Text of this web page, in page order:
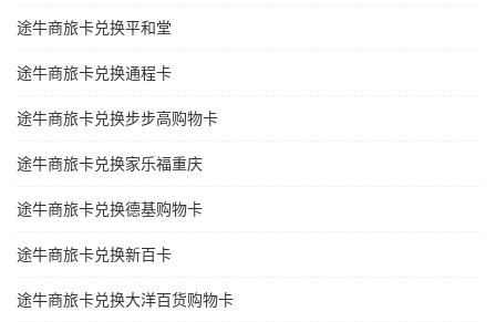
途牛商旅卡兑换平和堂
途牛商旅卡兑换通程卡
途牛商旅卡兑换步步高购物卡
途牛商旅卡兑换家乐福重庆
途牛商旅卡兑换德基购物卡
途牛商旅卡兑换新百卡
途牛商旅卡兑换大洋百货购物卡